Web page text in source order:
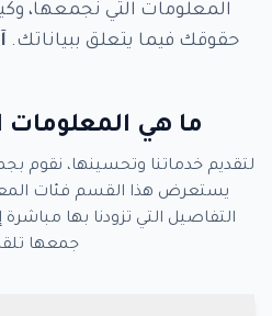
المعلومات التي نجمعها،
حقوقك فيما يتعلق ببياناتك.
ما هي المعلومات
لتقديم خدماتنا وتحسينها، نقوم
يستعرض هذا القسم فئات
التفاصيل التي تزودنا بها مباشرة
جمعها